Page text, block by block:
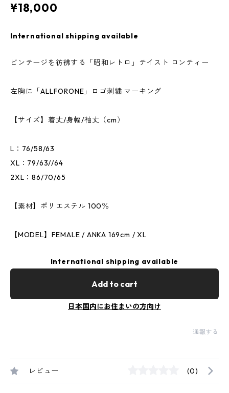
¥18,000
International shipping available
ビンテージを彷彿する「昭和レトロ」テイスト ロンティー
左胸に「ALLFORONE」ロゴ刺繍 マーキング
【サイズ】着丈/身幅/袖丈（cm）
L：76/58/63
XL：79/63//64
2XL：86/70/65
【素材】ポリエステル 100％
【MODEL】FEMALE / ANKA 169cm / XL
International shipping available
Add to cart
日本国内にお住まいの方向け
通報する
レビュー (0)